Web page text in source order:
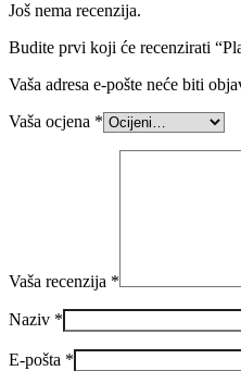
Još nema recenzija.
Budite prvi koji će recenzirati
Vaša adresa e-pošte neće biti
Vaša ocjena *
Vaša recenzija *
Naziv *
E-pošta *